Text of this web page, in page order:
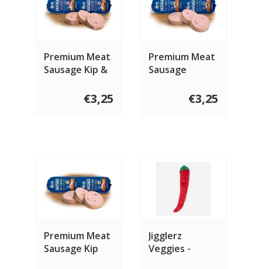
Premium Meat
Sausage Kip &
€3,25
Premium Meat
Sausage
€3,25
Premium Meat
Sausage Kip
Jigglerz
Veggies -